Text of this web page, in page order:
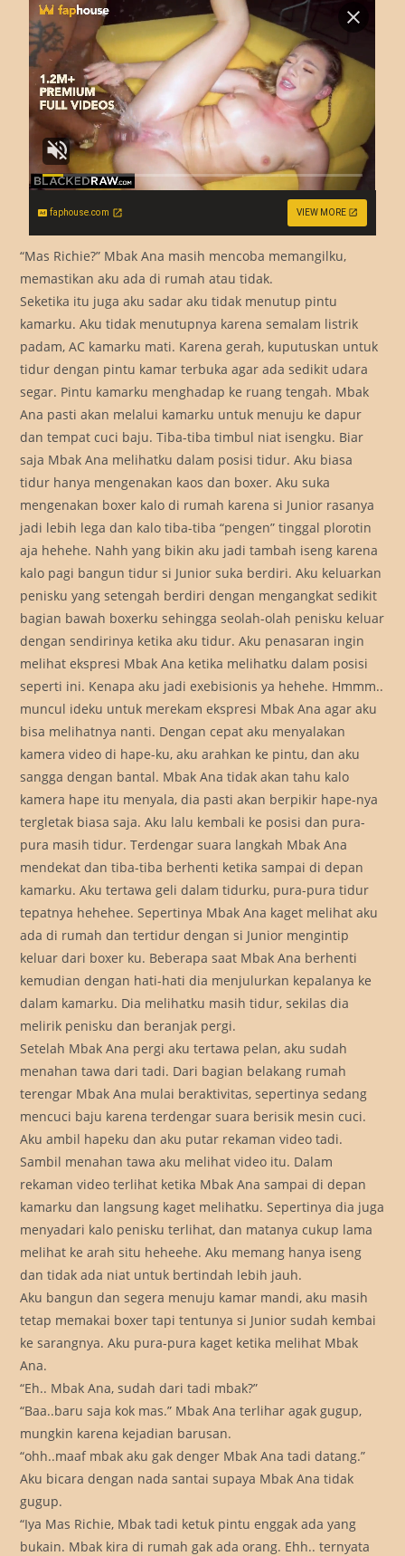
faphouse.com VIEW MORE
“Mas Richie?” Mbak Ana masih mencoba memangilku,
memastikan aku ada di rumah atau tidak.
Seketika itu juga aku sadar aku tidak menutup pintu
kamarku. Aku tidak menutupnya karena semalam listrik
padam, AC kamarku mati. Karena gerah, kuputuskan untuk
tidur dengan pintu kamar terbuka agar ada sedikit udara
segar. Pintu kamarku menghadap ke ruang tengah. Mbak
Ana pasti akan melalui kamarku untuk menuju ke dapur
dan tempat cuci baju. Tiba-tiba timbul niat isengku. Biar
saja Mbak Ana melihatku dalam posisi tidur. Aku biasa
tidur hanya mengenakan kaos dan boxer. Aku suka
mengenakan boxer kalo di rumah karena si Junior rasanya
jadi lebih lega dan kalo tiba-tiba “pengen” tinggal plorotin
aja hehehe. Nahh yang bikin aku jadi tambah iseng karena
kalo pagi bangun tidur si Junior suka berdiri. Aku keluarkan
penisku yang setengah berdiri dengan mengangkat sedikit
bagian bawah boxerku sehingga seolah-olah penisku keluar
dengan sendirinya ketika aku tidur. Aku penasaran ingin
melihat ekspresi Mbak Ana ketika melihatku dalam posisi
seperti ini. Kenapa aku jadi exebisionis ya hehehe. Hmmm..
muncul ideku untuk merekam ekspresi Mbak Ana agar aku
bisa melihatnya nanti. Dengan cepat aku menyalakan
kamera video di hape-ku, aku arahkan ke pintu, dan aku
sangga dengan bantal. Mbak Ana tidak akan tahu kalo
kamera hape itu menyala, dia pasti akan berpikir hape-nya
tergletak biasa saja. Aku lalu kembali ke posisi dan pura-
pura masih tidur. Terdengar suara langkah Mbak Ana
mendekat dan tiba-tiba berhenti ketika sampai di depan
kamarku. Aku tertawa geli dalam tidurku, pura-pura tidur
tepatnya hehehee. Sepertinya Mbak Ana kaget melihat aku
ada di rumah dan tertidur dengan si Junior mengintip
keluar dari boxer ku. Beberapa saat Mbak Ana berhenti
kemudian dengan hati-hati dia menjulurkan kepalanya ke
dalam kamarku. Dia melihatku masih tidur, sekilas dia
melirik penisku dan beranjak pergi.
Setelah Mbak Ana pergi aku tertawa pelan, aku sudah
menahan tawa dari tadi. Dari bagian belakang rumah
terengar Mbak Ana mulai beraktivitas, sepertinya sedang
mencuci baju karena terdengar suara berisik mesin cuci.
Aku ambil hapeku dan aku putar rekaman video tadi.
Sambil menahan tawa aku melihat video itu. Dalam
rekaman video terlihat ketika Mbak Ana sampai di depan
kamarku dan langsung kaget melihatku. Sepertinya dia juga
menyadari kalo penisku terlihat, dan matanya cukup lama
melihat ke arah situ heheehe. Aku memang hanya iseng
dan tidak ada niat untuk bertindah lebih jauh.
Aku bangun dan segera menuju kamar mandi, aku masih
tetap memakai boxer tapi tentunya si Junior sudah kembai
ke sarangnya. Aku pura-pura kaget ketika melihat Mbak
Ana.
“Eh.. Mbak Ana, sudah dari tadi mbak?”
“Baa..baru saja kok mas.” Mbak Ana terlihar agak gugup,
mungkin karena kejadian barusan.
“ohh..maaf mbak aku gak denger Mbak Ana tadi datang.”
Aku bicara dengan nada santai supaya Mbak Ana tidak
gugup.
“Iya Mas Richie, Mbak tadi ketuk pintu enggak ada yang
bukain. Mbak kira di rumah gak ada orang. Ehh.. ternyata